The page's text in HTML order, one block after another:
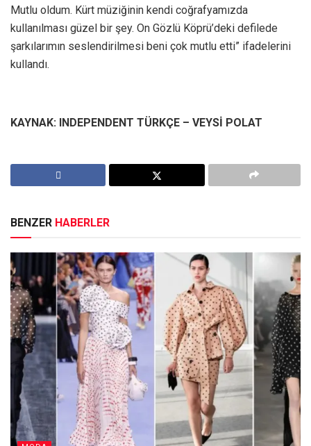
Mutlu oldum. Kürt müziğinin kendi coğrafyamızda
kullanılması güzel bir şey. On Gözlü Köprü’deki defilede
şarkılarımın seslendirilmesi beni çok mutlu etti” ifadelerini
kullandı.
KAYNAK: INDEPENDENT TÜRKÇE – VEYSİ POLAT
BENZER HABERLER